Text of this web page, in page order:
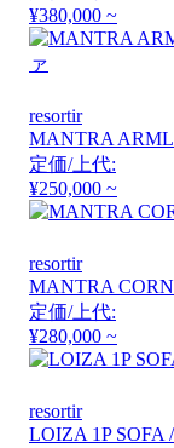
¥380,000 ~
resortir
MANTRA
定価/上代:
¥250,000 ~
resortir
MANTRA
定価/上代:
¥280,000 ~
resortir
LOIZA 1P SOFA